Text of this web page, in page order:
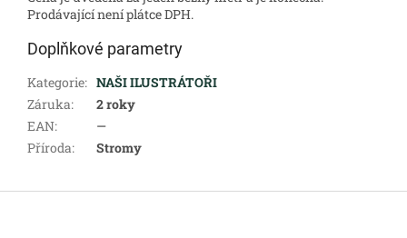
Prodávající není plátce DPH.
Doplňkové parametry
Kategorie: NAŠI ILUSTRÁTOŘI
Záruka:
2 roky
EAN:
—
Příroda: Stromy